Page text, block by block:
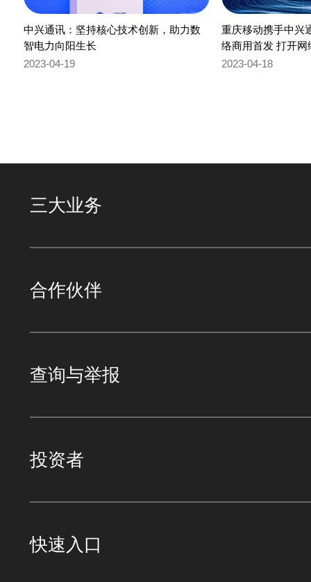
中兴通讯：坚持核心技术创新，助力数
智电力向阳生长
2023-04-19
重庆移动携手中兴
络商用首发 打开
优新格局
2023-04-18
三大业务
合作伙伴
查询与举报
投资者
快速入口